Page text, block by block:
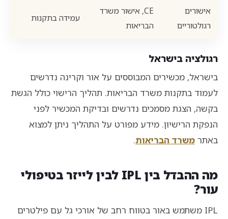
אישורים
רגולטוריים
CE, אישור משרד
הבריאות
עמידה בתקנות
רגולציה בישראל
בישראל, מכשירים המבוססים על אור וקרינה נדרשים
לעמוד בתקנות משרד הבריאות. תהליך הרישוי כולל הגשת
בקשה, הצגת מסמכים נדרשים ובדיקת המכשיר לפני
הנפקת הרישיון. מידע מפורט על התהליך ניתן למצוא
באתר משרד הבריאות.
מה ההבדל בין IPL לבין לייזר בטיפולי
עור?
IPL משתמש באור בטווח רחב של אורכי גל עם פילטרים